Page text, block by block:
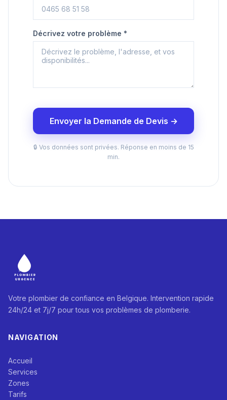
Décrivez votre problème *
Envoyer la Demande de Devis →
🔒 Vos données sont privées. Réponse en moins de 15
min.
Votre plombier de confiance en Belgique. Intervention rapide
24h/24 et 7j/7 pour tous vos problèmes de plomberie.
NAVIGATION
Accueil
Services
Zones
Tarifs